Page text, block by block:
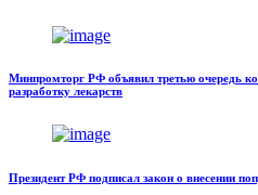
Минпромторг РФ объявил третью очередь
разработку лекарств
Президент РФ подписал закон о внесении